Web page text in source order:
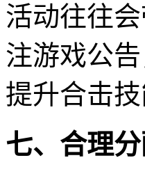
活动往往
注游戏公
提升合击技
七、合理